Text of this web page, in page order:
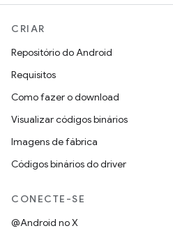
CRIAR
Repositório do Android
Requisitos
Como fazer o download
Visualizar códigos binários
Imagens de fábrica
Códigos binários do driver
CONECTE-SE
@Android no X